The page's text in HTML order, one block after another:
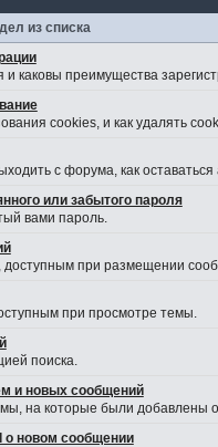
из списка
и каковы преимущества
cookies, и как удалять
с форума, как
или забытого пароля
вами пароль.
доступным при размещении
при просмотре темы.
поиска.
и новых сообщений
на которые были добавлены
о новом сообщении